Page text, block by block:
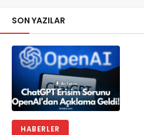
SON YAZILAR
HABERLER